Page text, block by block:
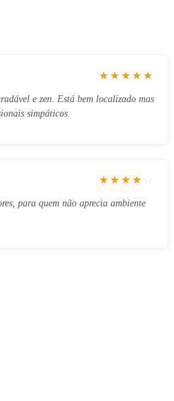
★★★★★
e zen. Está bem localizado mas
simpáticos.
★★★★
para quem não aprecia ambiente